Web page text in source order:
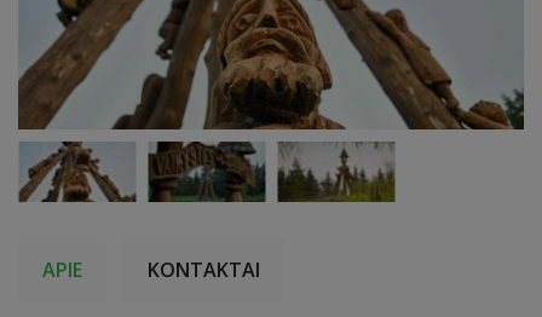
APIE KONTAKTAI